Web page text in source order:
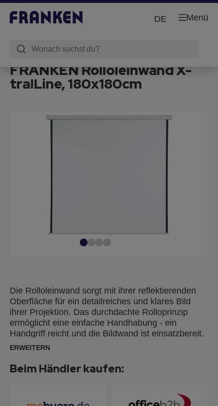
Menü
DE
FRANKEN Rolloleinwand X-
tra!Line, 180x180cm
Die Rolloleinwand sorgt mit ihrer reflektierenden
Oberfläche für ein detailreiches und klares Bild
ihrer Projektion. Das durchdachte Rolloprinzip
ermöglicht eine einfache Handhabung - ein
Handgriff reicht und die Bildwand ist einsatzbereit.
Oberfläche aus beschichtetem, mattweißem
sauberen Bildabschluss und kontrastsichere
ERWEITERN
Beim Händler kaufen: